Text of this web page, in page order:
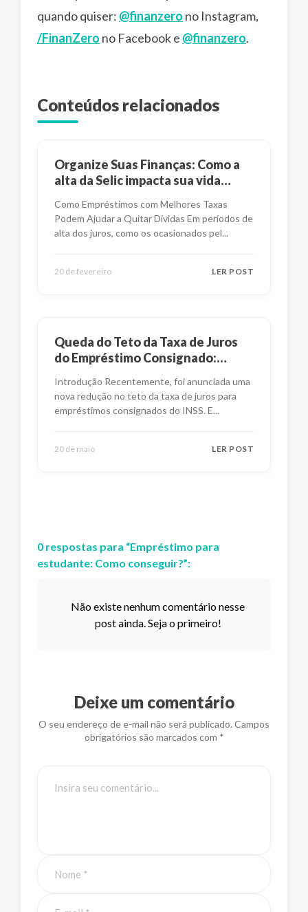
quando quiser: @finanzero no Instagram,
/FinanZero no Facebook e @finanzero.
Conteúdos relacionados
Organize Suas Finanças: Como a
alta da Selic impacta sua vida
Como Empréstimos com Melhores Taxas
Podem Ajudar a Quitar Dívidas Em períodos de
alta dos juros, como os ocasionados pel...
20 de fevereiro LER POST
Queda do Teto da Taxa de Juros
do Empréstimo Consignado:
Introdução Recentemente, foi anunciada uma
nova redução no teto da taxa de juros para
empréstimos consignados do INSS. E...
20 de maio LER POST
0 respostas para “Empréstimo para
estudante: Como conseguir?”:
Não existe nenhum comentário nesse
post ainda. Seja o primeiro!
Deixe um comentário
O seu endereço de e-mail não será publicado. Campos
obrigatórios são marcados com *